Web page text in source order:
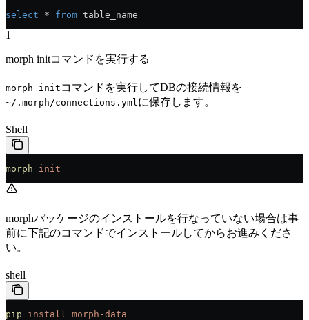
select * from table_name
1
morph initコマンドを実行する
morph init コマンドを実行してDBの接続情報を
~/.morph/connections.yml に保存します。
Shell
morph init
morphパッケージのインストールを行なっていない場合は事
前に下記のコマンドでインストールしてからお進みくださ
い。
shell
pip install morph-data